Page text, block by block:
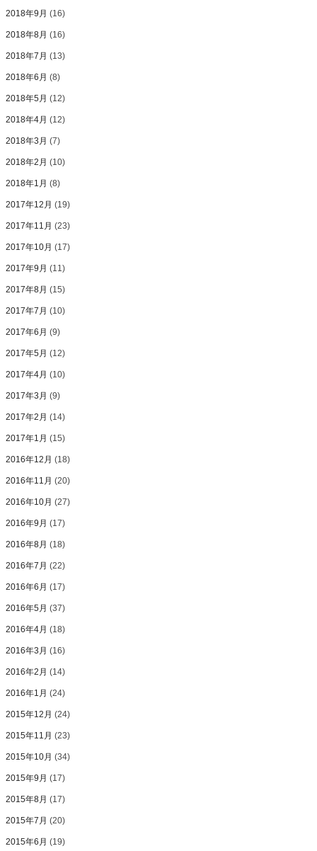
2018年9月 (16)
2018年8月 (16)
2018年7月 (13)
2018年6月 (8)
2018年5月 (12)
2018年4月 (12)
2018年3月 (7)
2018年2月 (10)
2018年1月 (8)
2017年12月 (19)
2017年11月 (23)
2017年10月 (17)
2017年9月 (11)
2017年8月 (15)
2017年7月 (10)
2017年6月 (9)
2017年5月 (12)
2017年4月 (10)
2017年3月 (9)
2017年2月 (14)
2017年1月 (15)
2016年12月 (18)
2016年11月 (20)
2016年10月 (27)
2016年9月 (17)
2016年8月 (18)
2016年7月 (22)
2016年6月 (17)
2016年5月 (37)
2016年4月 (18)
2016年3月 (16)
2016年2月 (14)
2016年1月 (24)
2015年12月 (24)
2015年11月 (23)
2015年10月 (34)
2015年9月 (17)
2015年8月 (17)
2015年7月 (20)
2015年6月 (19)